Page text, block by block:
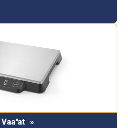
Vaa''at